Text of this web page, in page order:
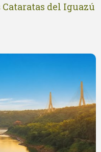
del Iguazú